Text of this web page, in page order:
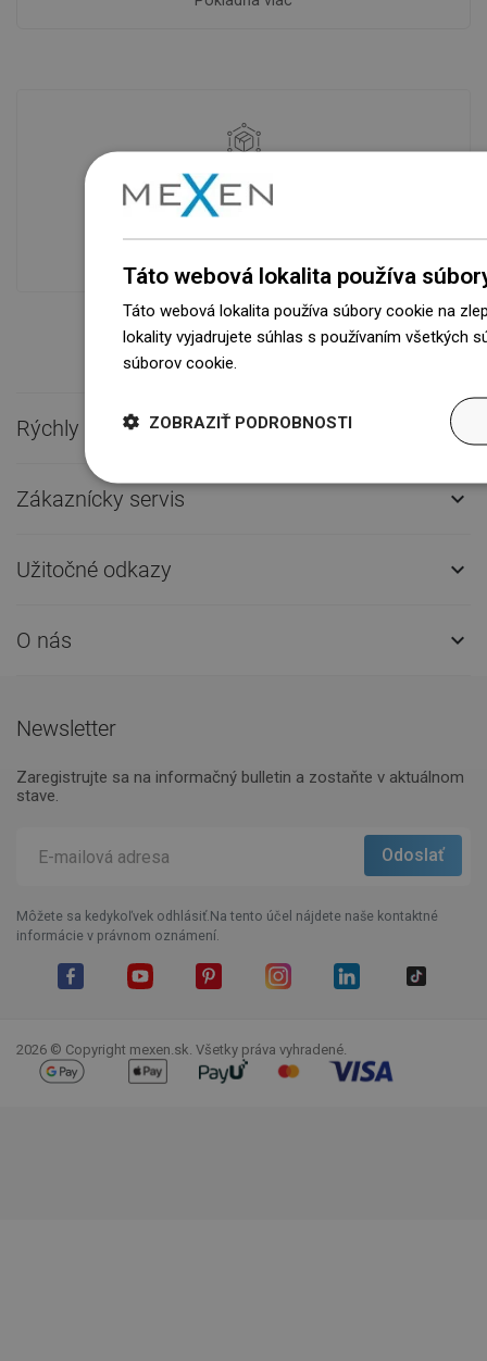
Dostupnosť tovaru
Naše výrobky na vás čakajú v
modernom sklade.Vždy pripravený na
prepravu!
Rýchly kontakt 
Zákaznícky servis 
Užitočné odkazy 
O nás 
Newsletter
Zaregistrujte sa na informačný bulletin a zostaňte v aktuálnom
stave.
Môžete sa kedykoľvek odhlásiť.Na tento účel nájdete naše kontaktné
informácie v právnom oznámení.
2026 © Copyright mexen.sk. Všetky práva vyhradené.
Táto webová lokalita používa
Táto webová lokalita používa súbory cookie na
lokality vyjadrujete súhlas s používaním všetkých
súborov cookie.
ZOBRAZIŤ PODROBNOSTI